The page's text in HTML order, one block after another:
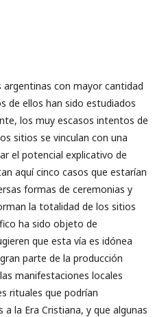
argentinas con mayor cantidad
de ellos han sido estudiados
los muy escasos intentos de
sitios se vinculan con una
el potencial explicativo de
aquí cinco casos que estarían
formas de ceremonias y
la totalidad de los sitios
ha sido objeto de
que esta vía es idónea
parte de la producción
manifestaciones locales
rituales que podrían
la Era Cristiana, y que algunas